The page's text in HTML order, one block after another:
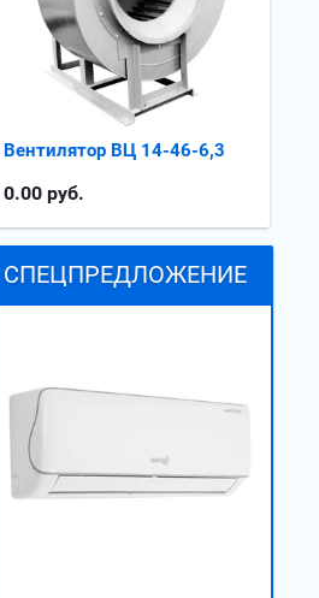
Вентилятор ВЦ 14-46-6,3
0.00 руб.
СПЕЦПРЕДЛОЖЕНИЕ